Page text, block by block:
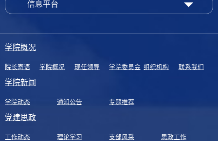
信息平台
学院概况
院长寄语 学院概况 现任领导 学院委员会 组织机构 联系我们
学院新闻
学院动态 通知公告 专题推荐
党建思政
工作动态 理论学习 支部风采 思政工作